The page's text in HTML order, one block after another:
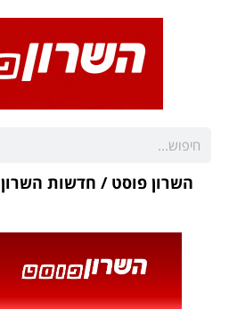
השרון פוסט / חדשות השרון